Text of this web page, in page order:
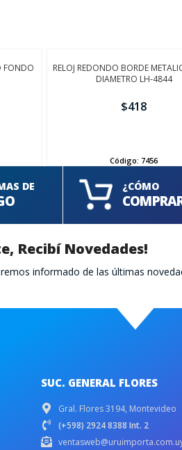
FONDO
RELOJ REDONDO BORDE
DIAMETRO LH-4844
$418
Código: 7456
DE ¿CÓMO
Recibí Novedades!
informado de las últimas
SUC. GENERAL FLORES
Gral. Flores 3194, Montevideo
(+598) 2924 8388 Int. 2